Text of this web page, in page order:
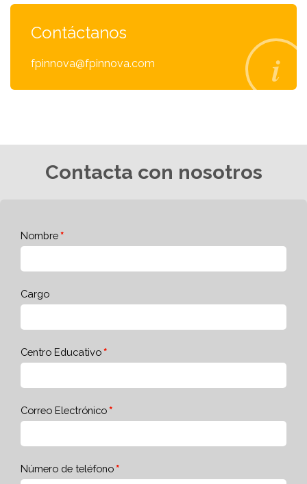
Contáctanos
fpinnova@fpinnova.com
Contacta con nosotros
Nombre
Cargo
Centro Educativo
Correo Electrónico
Número de teléfono